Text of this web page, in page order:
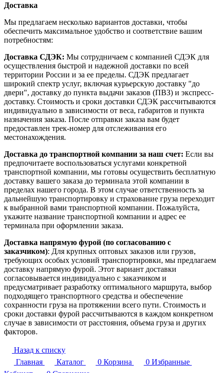
Доставка
Мы предлагаем несколько вариантов доставки, чтобы
обеспечить максимальное удобство и соответствие вашим
потребностям:
Доставка СДЭК: Мы сотрудничаем с компанией СДЭК для
осуществления быстрой и надежной доставки по всей
территории России и за ее пределы. СДЭК предлагает
широкий спектр услуг, включая курьерскую доставку "до
двери", доставку до пункта выдачи заказов (ПВЗ) и экспресс-
доставку. Стоимость и сроки доставки СДЭК рассчитываются
индивидуально в зависимости от веса, габаритов и пункта
назначения заказа. После отправки заказа вам будет
предоставлен трек-номер для отслеживания его
местонахождения.
Доставка до транспортной компании за наш счет: Если вы
предпочитаете воспользоваться услугами конкретной
транспортной компании, мы готовы осуществить бесплатную
доставку вашего заказа до терминала этой компании в
пределах нашего города. В этом случае ответственность за
дальнейшую транспортировку и страхование груза переходит
к выбранной вами транспортной компании. Пожалуйста,
укажите название транспортной компании и адрес ее
терминала при оформлении заказа.
Доставка напрямую фурой (по согласованию с
заказчиком): Для крупных оптовых заказов или грузов,
требующих особых условий транспортировки, мы предлагаем
доставку напрямую фурой. Этот вариант доставки
согласовывается индивидуально с заказчиком и
предусматривает разработку оптимального маршрута, выбор
подходящего транспортного средства и обеспечение
сохранности груза на протяжении всего пути. Стоимость и
сроки доставки фурой рассчитываются в каждом конкретном
случае в зависимости от расстояния, объема груза и других
факторов.
Назад к списку
Главная
Каталог 0 Корзина 0 Избранные